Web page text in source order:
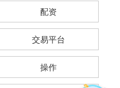
配资
交易平台
操作